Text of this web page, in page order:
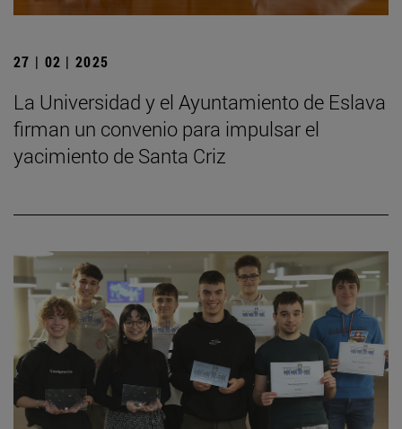
27 | 02 | 2025
La Universidad y el Ayuntamiento de Eslava
firman un convenio para impulsar el
yacimiento de Santa Criz